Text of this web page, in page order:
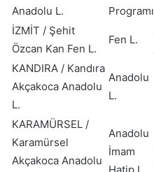
Anadolu L.
Programı
İZMİT / Şehit
Özcan Kan Fen L.
Fen L.
KANDIRA / Kandıra
Akçakoca Anadolu
L.
Anadolu
L.
KARAMÜRSEL /
Karamürsel
Akçakoca Anadolu
Anadolu
İmam